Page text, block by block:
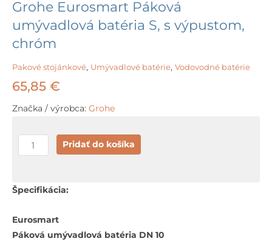
Grohe Eurosmart Páková
umývadlová batéria S, s výpustom,
chróm
Pakové stojánkové, Umývadlové batérie, Vodovodné batérie
65,85 €
Značka / výrobca: Grohe
množstvo
Grohe
Páková
batéria
S,
Pridať do košíka
Špecifikácia:
Eurosmart
Páková umývadlová batéria DN 10